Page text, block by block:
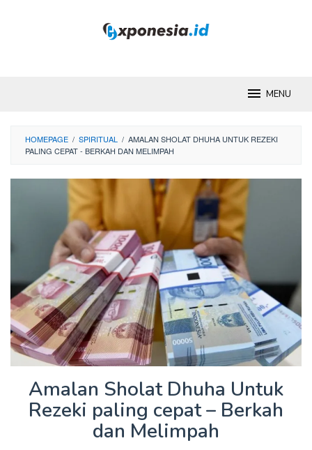
MENU
HOMEPAGE / SPIRITUAL / AMALAN SHOLAT DHUHA UNTUK REZEKI
PALING CEPAT - BERKAH DAN MELIMPAH
Amalan Sholat Dhuha Untuk
Rezeki paling cepat – Berkah
dan Melimpah